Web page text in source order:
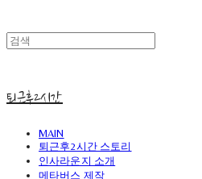
퇴근후2시간
MAIN
퇴근후2시간 스토리
인사라운지 소개
메타버스 제작